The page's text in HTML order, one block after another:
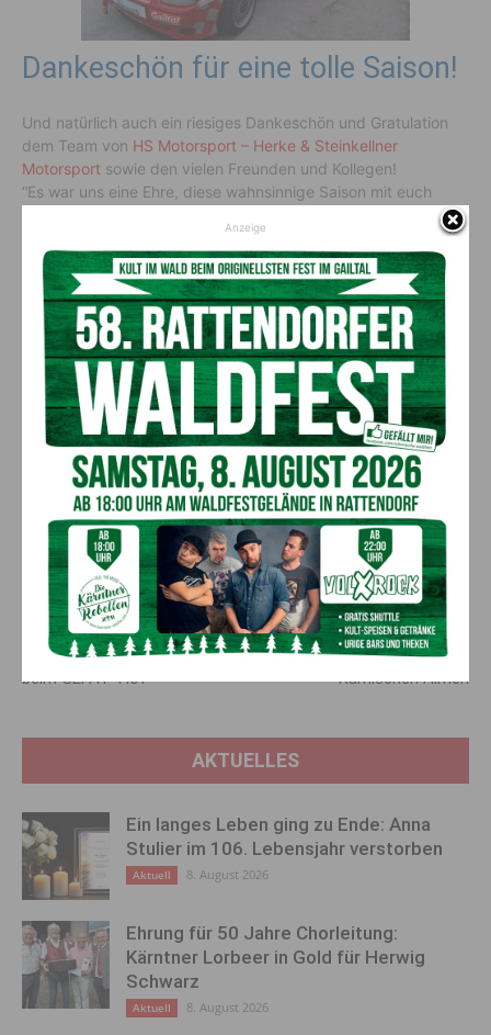
Dankeschön für eine tolle Saison!
Und natürlich auch ein riesiges Dankeschön und Gratulation
dem Team von HS Motorsport – Herke & Steinkellner
Motorsport sowie den vielen Freunden und Kollegen!
“Es war uns eine Ehre, diese wahnsinnige Saison mit euch
unsere Freunde und Unterstützer, ohne die diese Erfolge nicht
möglich wären,” bedanken sichSiegi und Emanuel Domenig
Sie freuen sich schon auf die nächste Saison und viele
weitere, spannende Kämpfe!
#domenigmotorsport #racecupkärnten #finale2022 #döbriach
#GösserCorsa #autoslalom #letztesrennen #dankeschön
#Klassensieger202
Vorheriger Artikel
Erster Gailtaler Almkäsemarkt
beim GEFAT- Hof
Nächster Artikel
MTB-Wadelbeißer über die
Karnischen Almen
AKTUELLES
Ein langes Leben ging zu Ende: Anna
Stulier im 106. Lebensjahr verstorben
Aktuell 8. August 2026
Ehrung für 50 Jahre Chorleitung:
Kärntner Lorbeer in Gold für Herwig
Schwarz
Aktuell 8. August 2026
Anzeige